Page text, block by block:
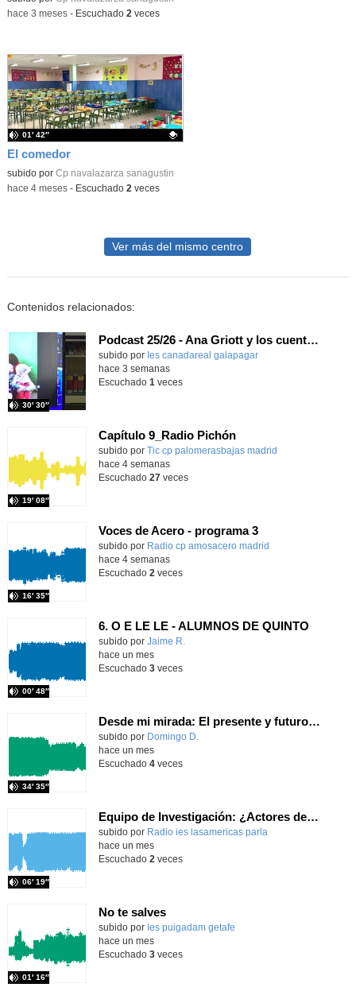
-hace 3 meses- Escuchado 2veces
El comedor
Contenido educativo.
subido por Cp navalazarza sanagustin
01′ 42″
-hace 4 meses- Escuchado 2veces
Ver más del mismo centro
Contenidos relacionados:
Podcast 25/26 - Ana Griott y los cuentos de las voces olvidadas
subido por Ies canadareal galapagar
30′ 30″
-
hace 3 semanas
Escuchado 1 veces
Capítulo 9_Radio Pichón
Contenido educativo.
subido por Tic cp palomerasbajas madrid
19′ 08″
hace 4 semanas
Escuchado 27veces
Voces de Acero - programa 3
Contenido educativo.
subido por Radio cp amosacero madrid
16′ 35″
hace 4 semanas
Escuchado 2 veces
6. O E LE LE - ALUMNOS DE QUINTO
Contenido educativo.
subido por Jaime R.
00′ 48″
hace un mes
Escuchado 3veces
Desde mi mirada: El presente y futuro del Aula TEA
Contenido educativo.
subido por Domingo D.
34′ 35″
hace un mes
Escuchado 4veces
Equipo de Investigación: ¿Actores del Grupo de Teatro Mascarándula?
Contenido educativo.
subido por Radio ies lasamericas parla
06′ 19″
hace un mes
Escuchado 2 veces
No te salves
Contenido educativo.
subido por Ies puigadam getafe
01′ 16″
hace un mes
Escuchado 3veces